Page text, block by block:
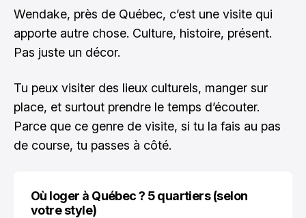
Wendake, près de Québec, c’est une visite qui
apporte autre chose. Culture, histoire, présent.
Pas juste un décor.
Tu peux visiter des lieux culturels, manger sur
place, et surtout prendre le temps d’écouter.
Parce que ce genre de visite, si tu la fais au pas
de course, tu passes à côté.
Où loger à Québec ? 5 quartiers (selon
votre style)